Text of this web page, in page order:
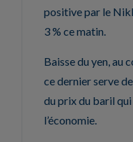
positive par le
3 % ce matin.
Baisse du yen, au
ce dernier serve
du prix du baril
l’économie.